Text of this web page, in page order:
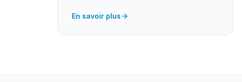
En savoir plus